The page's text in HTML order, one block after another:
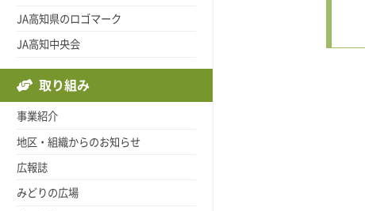
JA高知県のロゴマーク
JA高知中央会
取り組み
事業紹介
地区・組織からのお知らせ
広報誌
みどりの広場